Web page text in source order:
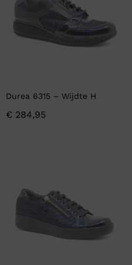
Durea 6315 – Wijdte H
€ 284,95